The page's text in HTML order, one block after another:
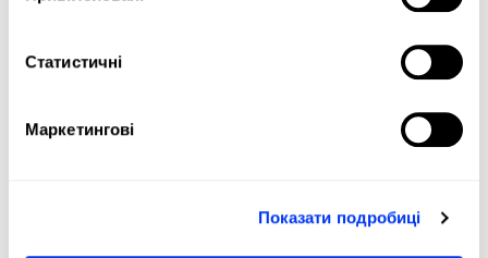
Статистичні
Маркетингові
Показати подробиці